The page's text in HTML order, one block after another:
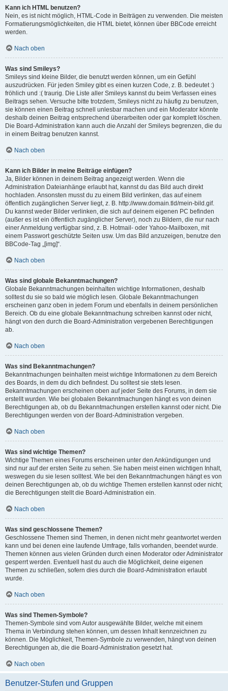
Kann ich HTML benutzen?
Nein, es ist nicht möglich, HTML-Code in Beiträgen zu verwenden. Die meisten
Formatierungsmöglichkeiten, die HTML bietet, können über BBCode erreicht
werden.
Nach oben
Was sind Smileys?
Smileys sind kleine Bilder, die benutzt werden können, um ein Gefühl
auszudrücken. Für jeden Smiley gibt es einen kurzen Code, z. B. bedeutet :)
fröhlich und :( traurig. Die Liste aller Smileys kannst du beim Verfassen eines
Beitrags sehen. Versuche bitte trotzdem, Smileys nicht zu häufig zu benutzen,
sie können einen Beitrag schnell unlesbar machen und ein Moderator könnte
deshalb deinen Beitrag entsprechend überarbeiten oder gar komplett löschen.
Die Board-Administration kann auch die Anzahl der Smileys begrenzen, die du
in einem Beitrag benutzen kannst.
Nach oben
Kann ich Bilder in meine Beiträge einfügen?
Ja, Bilder können in deinem Beitrag angezeigt werden. Wenn die
Administration Dateianhänge erlaubt hat, kannst du das Bild auch direkt
hochladen. Ansonsten musst du zu einem Bild verlinken, das auf einem
öffentlich zugänglichen Server liegt, z. B. http://www.domain.tld/mein-bild.gif.
Du kannst weder Bilder verlinken, die sich auf deinem eigenen PC befinden
(außer es ist ein öffentlich zugänglicher Server), noch zu Bildern, die nur nach
einer Anmeldung verfügbar sind, z. B. Hotmail- oder Yahoo-Mailboxen, mit
einem Passwort geschützte Seiten usw. Um das Bild anzuzeigen, benutze den
BBCode-Tag „[img]“.
Nach oben
Was sind globale Bekanntmachungen?
Globale Bekanntmachungen beinhalten wichtige Informationen, deshalb
solltest du sie so bald wie möglich lesen. Globale Bekanntmachungen
erscheinen ganz oben in jedem Forum und ebenfalls in deinem persönlichen
Bereich. Ob du eine globale Bekanntmachung schreiben kannst oder nicht,
hängt von den durch die Board-Administration vergebenen Berechtigungen
ab.
Nach oben
Was sind Bekanntmachungen?
Bekanntmachungen beinhalten meist wichtige Informationen zu dem Bereich
des Boards, in dem du dich befindest. Du solltest sie stets lesen.
Bekanntmachungen erscheinen oben auf jeder Seite des Forums, in dem sie
erstellt wurden. Wie bei globalen Bekanntmachungen hängt es von deinen
Berechtigungen ab, ob du Bekanntmachungen erstellen kannst oder nicht. Die
Berechtigungen werden von der Board-Administration vergeben.
Nach oben
Was sind wichtige Themen?
Wichtige Themen eines Forums erscheinen unter den Ankündigungen und
sind nur auf der ersten Seite zu sehen. Sie haben meist einen wichtigen Inhalt,
weswegen du sie lesen solltest. Wie bei den Bekanntmachungen hängt es von
deinen Berechtigungen ab, ob du wichtige Themen erstellen kannst oder nicht;
die Berechtigungen stellt die Board-Administration ein.
Nach oben
Was sind geschlossene Themen?
Geschlossene Themen sind Themen, in denen nicht mehr geantwortet werden
kann und bei denen eine laufende Umfrage, falls vorhanden, beendet wurde.
Themen können aus vielen Gründen durch einen Moderator oder Administrator
gesperrt werden. Eventuell hast du auch die Möglichkeit, deine eigenen
Themen zu schließen, sofern dies durch die Board-Administration erlaubt
wurde.
Nach oben
Was sind Themen-Symbole?
Themen-Symbole sind vom Autor ausgewählte Bilder, welche mit einem
Thema in Verbindung stehen können, um dessen Inhalt kennzeichnen zu
können. Die Möglichkeit, Themen-Symbole zu verwenden, hängt von deinen
Berechtigungen ab, die die Board-Administration gesetzt hat.
Nach oben
Benutzer-Stufen und Gruppen